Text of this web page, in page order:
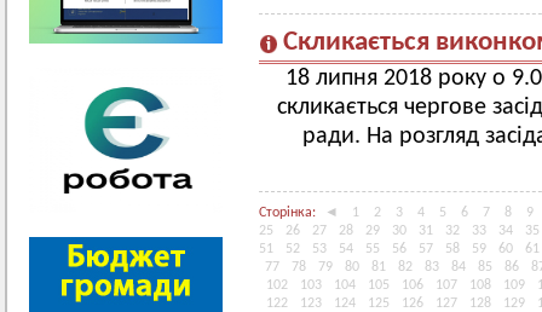
Скликається
18 липня 2018 року о
скликається чергове
ради. На розгляд
Сторінка: ◄ 1 2 3 4 5 6 7 8
9
25
26 27 28 29 30 31 32 33 34
35
51
52 53 54 55 56 57 58 59 60
61
77
78 79 80 81 82 83 84 85 86
102
103 104 105 106 107 108 109
122
123 124 125 126 127 128 129